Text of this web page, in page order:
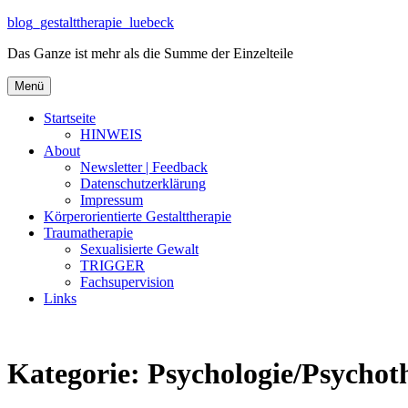
Zum
springen
blog_gestalttherapie_luebeck
Das Ganze ist mehr als die Summe der Einzelteile
Menü Zum
Inhalt
springen
Startseite
HINWEIS
About
Newsletter | Feedback
Datenschutzerklärung
Impressum
Körperorientierte Gestalttherapie
Traumatherapie
Sexualisierte Gewalt
TRIGGER
Fachsupervision
Links
Kategorie: Psychologie/